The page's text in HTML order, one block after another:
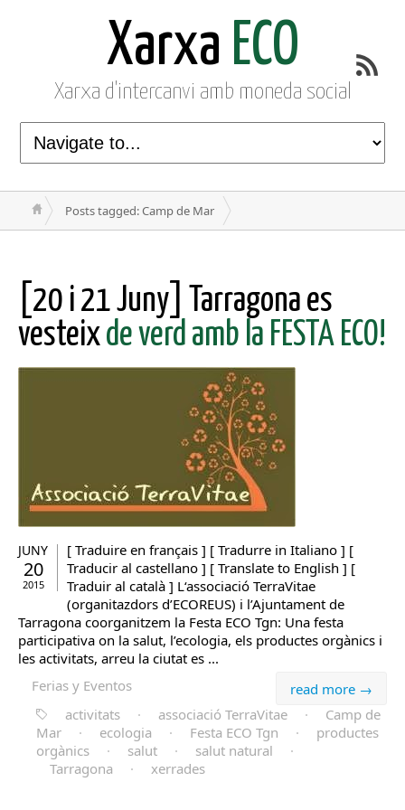
Xarxa ECO
Xarxa d'intercanvi amb moneda social
Posts tagged: Camp de Mar
[20 i 21 Juny] Tarragona es
vesteixde verd amb la FESTA ECO!
JUNY
20
2015
[ Traduire en français ] [ Tradurre in Italiano ] [
Traducir al castellano ] [ Translate to English ] [
Traduir al català ] L‘associació TerraVitae
(organitazdors d’ECOREUS) i l’Ajuntament de
Tarragona coorganitzem la Festa ECO Tgn: Una festa
participativa on la salut, l’ecologia, els productes orgànics i
les activitats, arreu la ciutat es ...
read more →
Ferias y Eventos
activitats
· associació TerraVitae ·
Camp de
Mar
· ecologia · Festa ECO Tgn ·
productes
orgànics
· salut · salut natural
·
Tarragona
· xerrades